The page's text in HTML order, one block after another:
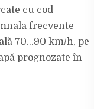
cu cod
frecvente
70…90 km/h, pe
prognozate în